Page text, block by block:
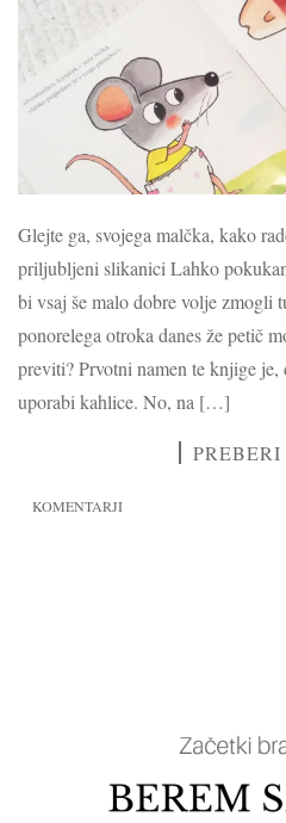
Glejte ga, svojega malčka, kako
priljubljeni slikanici Lahko
bi vsaj še malo dobre volje zmogli
ponorelega otroka danes že petič
previti? Prvotni namen te knjige je,
uporabi kahlice. No, na […]
PREBERI
KOMENTARJI